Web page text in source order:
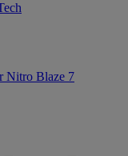
Nitro Blaze 7